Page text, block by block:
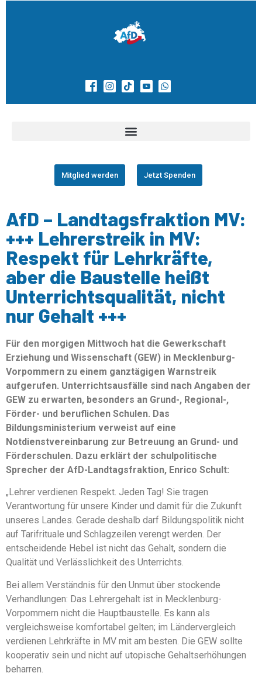
Mitglied werden Jetzt Spenden
AfD – Landtagsfraktion MV:
+++ Lehrerstreik in MV:
Respekt für Lehrkräfte,
aber die Baustelle heißt
Unterrichtsqualität, nicht
nur Gehalt +++
Für den morgigen Mittwoch hat die Gewerkschaft
Erziehung und Wissenschaft (GEW) in Mecklenburg-
Vorpommern zu einem ganztägigen Warnstreik
aufgerufen. Unterrichtsausfälle sind nach Angaben der
GEW zu erwarten, besonders an Grund-, Regional-,
Förder- und beruflichen Schulen. Das
Bildungsministerium verweist auf eine
Notdienstvereinbarung zur Betreuung an Grund- und
Förderschulen. Dazu erklärt der schulpolitische
Sprecher der AfD-Landtagsfraktion, Enrico Schult:
„Lehrer verdienen Respekt. Jeden Tag! Sie tragen
Verantwortung für unsere Kinder und damit für die Zukunft
unseres Landes. Gerade deshalb darf Bildungspolitik nicht
auf Tarifrituale und Schlagzeilen verengt werden. Der
entscheidende Hebel ist nicht das Gehalt, sondern die
Qualität und Verlässlichkeit des Unterrichts.
Bei allem Verständnis für den Unmut über stockende
Verhandlungen: Das Lehrergehalt ist in Mecklenburg-
Vorpommern nicht die Hauptbaustelle. Es kann als
vergleichsweise komfortabel gelten; im Ländervergleich
verdienen Lehrkräfte in MV mit am besten. Die GEW sollte
kooperativ sein und nicht auf utopische Gehaltserhöhungen
beharren.